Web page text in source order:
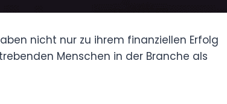
nicht nur zu ihrem finanziellen Erfolg
Menschen in der Branche als